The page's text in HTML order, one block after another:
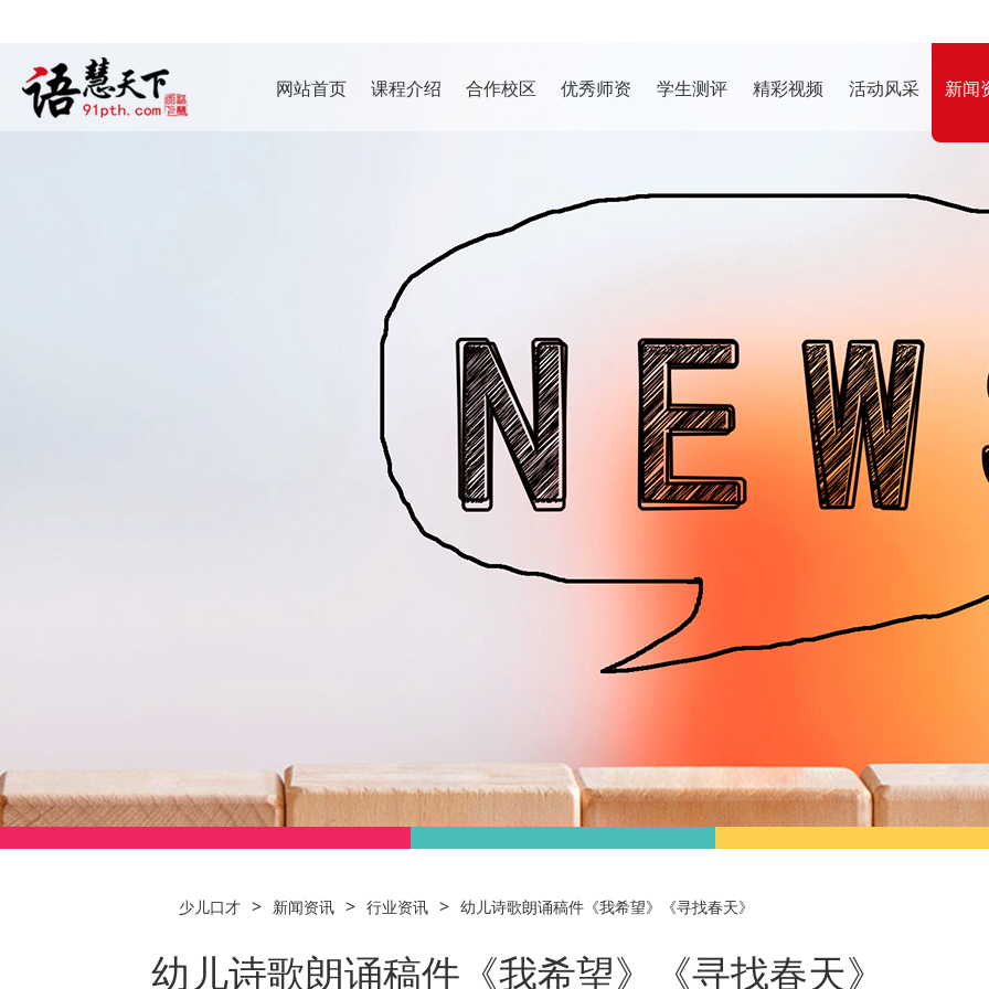
网站首页 课程介绍 合作校区 优秀师资 学生测评 精彩视频 活动风采 新闻
少儿口才 > 新闻资讯 > 行业资讯 > 幼儿诗歌朗诵稿件《我希望》《寻找春天》
幼儿诗歌朗诵稿件《我希望》《寻找春天》